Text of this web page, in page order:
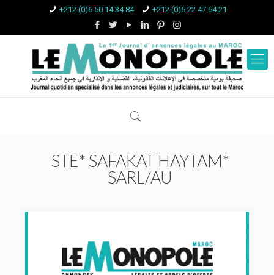
+212 (0)6 50 14 34 84 +212 (0)5 22 47 64 21
STE* SAFAKAT HAYTAM*
SARL/AU